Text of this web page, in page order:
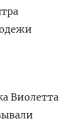
Виолетта